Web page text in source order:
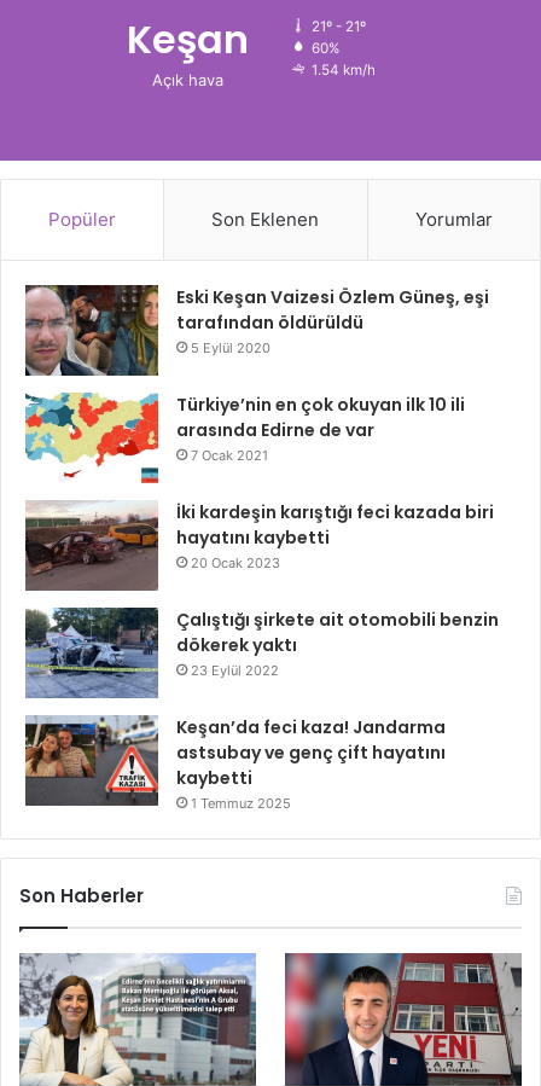
Keşan
Açık hava
21º - 21º
60%
1.54 km/h
Popüler Son Eklenen Yorumlar
Eski Keşan Vaizesi Özlem Güneş, eşi
tarafından öldürüldü
5 Eylül 2020
Türkiye’nin en çok okuyan ilk 10 ili
arasında Edirne de var
7 Ocak 2021
İki kardeşin karıştığı feci kazada biri
hayatını kaybetti
20 Ocak 2023
Çalıştığı şirkete ait otomobili benzin
dökerek yaktı
23 Eylül 2022
Keşan’da feci kaza! Jandarma
astsubay ve genç çift hayatını
kaybetti
1 Temmuz 2025
Son Haberler